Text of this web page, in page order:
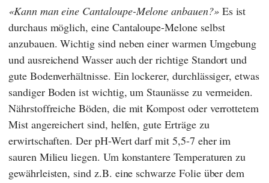
Kann man eine Cantaloupe-Melone anbauen? Es ist
durchaus möglich, eine Cantaloupe-Melone selbst
anzubauen. Wichtig sind neben einer warmen Umgebung
und ausreichend Wasser auch der richtige Standort und
gute Bodenverhältnisse. Ein lockerer, durchlässiger, etwas
sandiger Boden ist wichtig, um Staunässe zu vermeiden.
Nährstoffreiche Böden, die mit Kompost oder verrottetem
Mist angereichert sind, helfen, gute Erträge zu
erwirtschaften. Der pH-Wert darf mit 5,5-7 eher im
sauren Milieu liegen. Um konstantere Temperaturen zu
gewährleisten, sind z.B. eine schwarze Folie über dem